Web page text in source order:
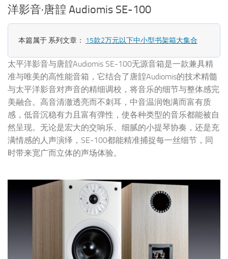
洋影音·唐韹 Audiomis SE-100
本篇属于 系列文章： 15款2万元以下中小型书架箱大集合
太平洋影音与唐韹Audiomis SE-100无源音箱是一款兼具精
准与唯美的高性能音箱，它结合了唐韹Audiomis的技术精髓
与太平洋影音对声音的精细调校，将音乐的细节与整体感完
美融合。高音清澈透亮而不刺耳，中音温润饱满而富有质
感，低音沉稳有力且富有弹性，使各种类型的音乐都能被自
然呈现。无论是宏大的交响乐、细腻的小提琴协奏，还是充
满情感的人声演绎，SE-100都能精准捕捉每一丝细节，同
时带来宽广而立体的声场体验。